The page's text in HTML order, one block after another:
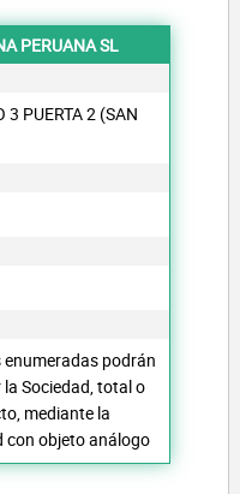
PERUANA SL
3 PUERTA 2 (SAN
podrán
Sociedad, total o
mediante la
con objeto análogo